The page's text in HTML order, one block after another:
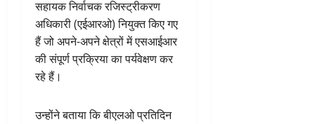
सहायक निर्वाचक रजिस्ट्रीकरण
अधिकारी (एईआरओ) नियुक्त किए गए
हैं जो अपने-अपने क्षेत्रों में एसआईआर
की संपूर्ण प्रक्रिया का पर्यवेक्षण कर
रहे हैं।
उन्होंने बताया कि बीएलओ प्रतिदिन